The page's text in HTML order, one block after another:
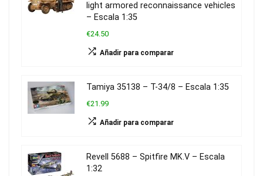
light armored reconnaissance vehicles
– Escala 1:35
€24.50
Añadir para comparar
Tamiya 35138 – T-34/8 – Escala 1:35
€21.99
Añadir para comparar
Revell 5688 – Spitfire MK.V – Escala
1:32